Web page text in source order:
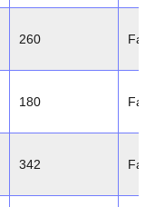
260
180
342